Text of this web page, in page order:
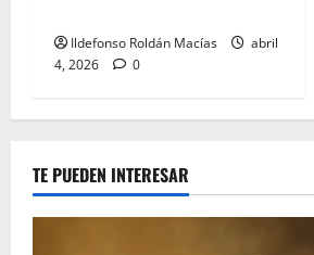
Ildefonso Roldán Macías
abril
4, 2026
0
TE PUEDEN INTERESAR